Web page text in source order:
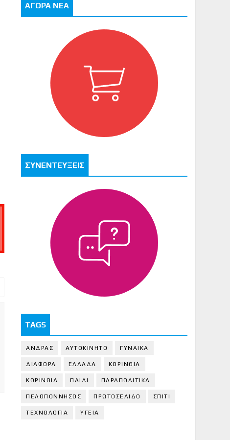
ΑΓΟΡΑ ΝΕΑ
ΣΥΝΕΝΤΕΥΞΕΙΣ
TAGS
ΑΝΔΡΑΣ ΑΥΤΟΚΙΝΗΤΟ ΓΥΝΑΙΚΑ
ΔΙΑΦΟΡΑ ΕΛΛΑΔΑ ΚΟΡΙΝΘΙΑ
ΚΟΡΙΝΘΙA ΠΑΙΔΙ ΠΑΡΑΠΟΛΙΤΙΚΑ
ΠΕΛΟΠΟΝΝΗΣΟΣ ΠΡΩΤΟΣΕΛΙΔΟ ΣΠΙΤΙ
ΤΕΧΝΟΛΟΓΙΑ ΥΓΕΙΑ